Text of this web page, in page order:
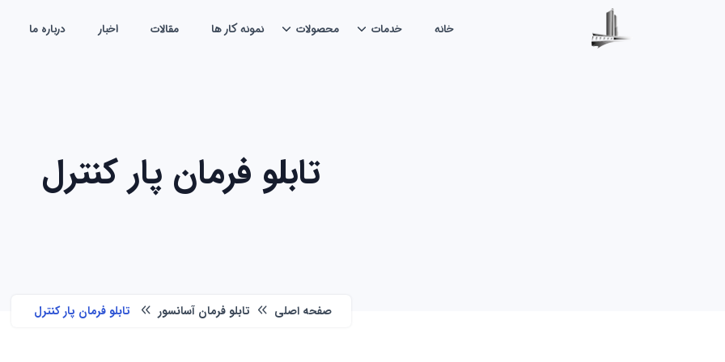
خانه خدمات محصولات نمونه کار ها مقالات اخبار درباره ما
تابلو فرمان پار کنترل
صفحه اصلی تابلو فرمان آسانسور تابلو فرمان پار کنترل